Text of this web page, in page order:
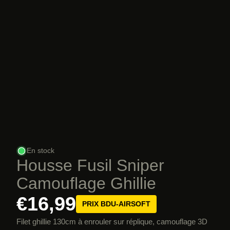
En stock
Housse Fusil Sniper
Camouflage Ghillie
€16,99 PRIX BDU-AIRSOFT
Filet ghillie 130cm à enrouler sur réplique, camouflage 3D